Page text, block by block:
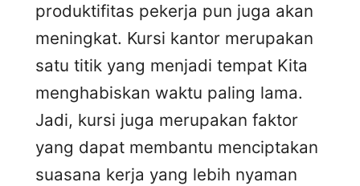
produktifitas pekerja pun juga akan
meningkat. Kursi kantor merupakan
satu titik yang menjadi tempat Kita
menghabiskan waktu paling lama.
Jadi, kursi juga merupakan faktor
yang dapat membantu menciptakan
suasana kerja yang lebih nyaman